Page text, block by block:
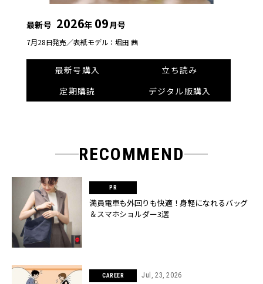
最新号 2026年 09月号
7月28日発売／表紙モデル：堀田 茜
最新号購入
立ち読み
定期購読
デジタル版購入
RECOMMEND
満員電車も外回りも快適！身軽になれるバッグ
＆スマホショルダー3選
CAREER Jul, 23, 2026